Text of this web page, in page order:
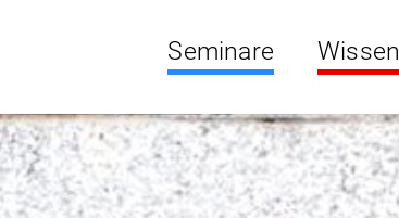
Seminare Wissen